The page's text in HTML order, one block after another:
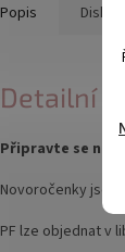
Popis Diskuze
Detailní
Připravte se na
Novoročenky jsou
PF lze objednat v